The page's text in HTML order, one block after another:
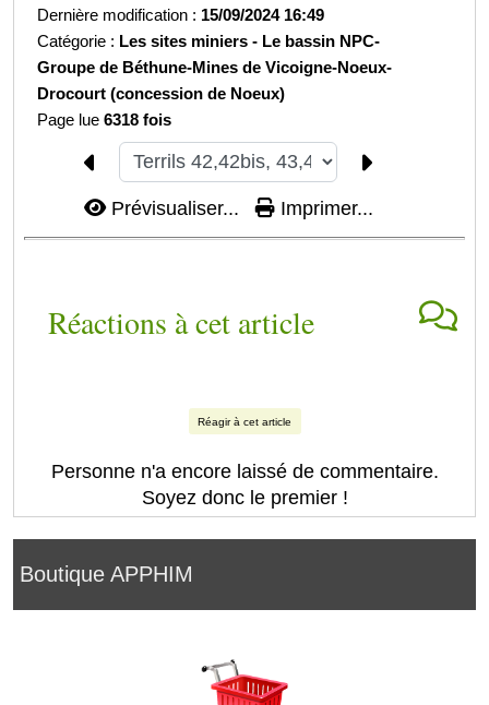
Boutique APPHIM
Dernière modification : 15/09/2024 16:49
Catégorie : Les sites miniers - Le bassin NPC-
Groupe de Béthune-Mines de Vicoigne-Noeux-
Drocourt (concession de Noeux)
Page lue6318 fois
Prévisualiser... Imprimer...
Réactions à cet article
Réagir à cet article
Personne n'a encore laissé de commentaire.
Soyez donc le premier !